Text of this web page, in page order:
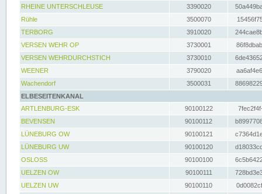
RHEINE UNTERSCHLEUSE
3390020
Rühle
3500070
TERBORG
3910020
VERSEN WEHR OP
3730001
VERSEN WEHRDURCHSTICH
3730010
WEENER
3790020
Wachendorf
3500031
ELBESEITENKANAL
ARTLENBURG-ESK
90100122
BEVENSEN
90100112
LÜNEBURG OW
90100121
LÜNEBURG UW
90100120
OSLOSS
90100100
UELZEN OW
90100111
UELZEN UW
90100110